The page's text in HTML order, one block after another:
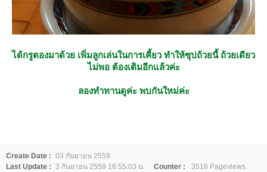
ได้กรูตองมาด้วย เพิ่มลูกเล่นในการเคี้ยว ทำให้ซุปถ้วยนี้ ถ้วยเดียว
ไม่พอ ต้องเติมอีกแล้วค่ะ
ลองทำทานดูค่ะ พบกันใหม่ค่ะ
Create Date : 03 กันยายน 2559
Last Update : 3 กันยายน 2559 16:55:03 น. Counter :
3518 Pageviews.